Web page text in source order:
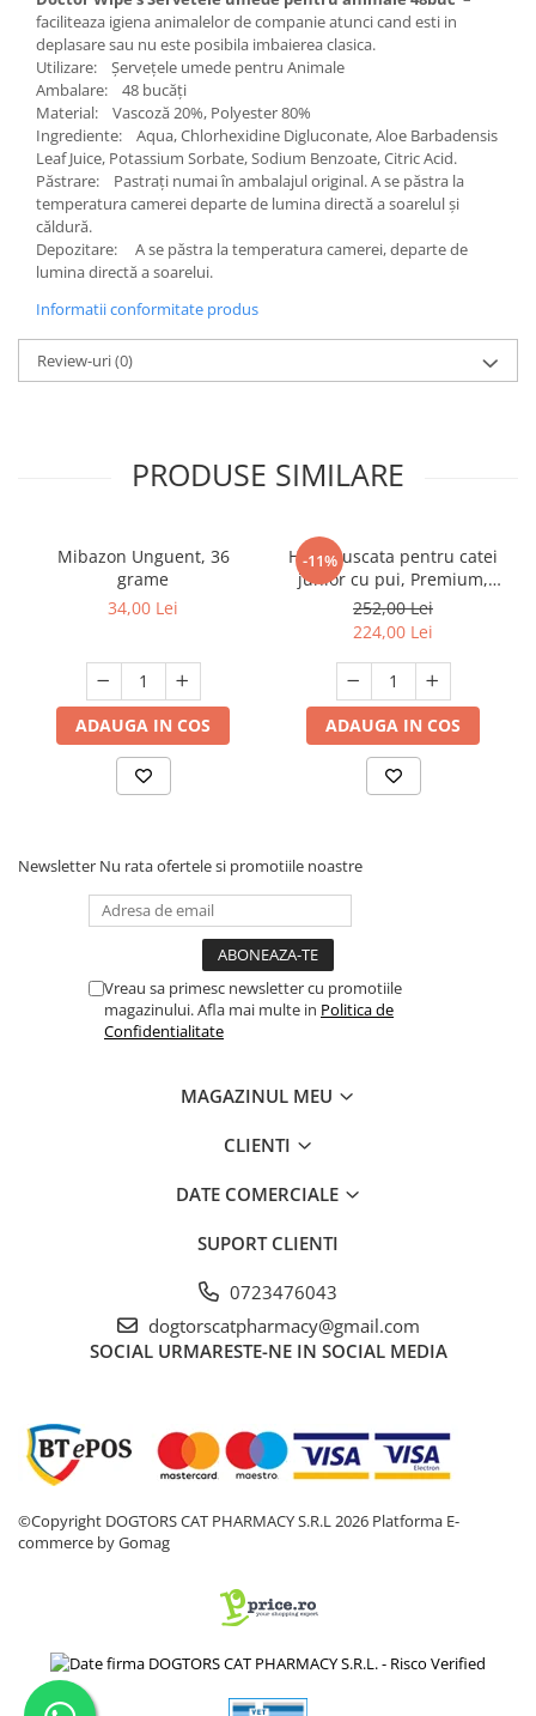
faciliteaza igiena animalelor de companie atunci cand esti in
deplasare sau nu este posibila imbaierea clasica.
Utilizare: Șervețele umede pentru Animale
Ambalare: 48 bucăți
Material: Vascoză 20%, Polyester 80%
Ingrediente: Aqua, Chlorhexidine Digluconate, Aloe Barbadensis
Leaf Juice, Potassium Sorbate, Sodium Benzoate, Citric Acid.
Păstrare: Pastrați numai în ambalajul original. A se păstra la
temperatura camerei departe de lumina directă a soarelul și
căldură.
Depozitare: A se păstra la temperatura camerei, departe de
lumina directă a soarelui.
Informatii conformitate produs
Review-uri(0)
PRODUSE SIMILARE
Mibazon Unguent, 36
grame
34,00 Lei
ADAUGA IN COS
-11%
Hrana uscata pentru catei
junior cu pui, Premium,
Club 4 Paws, 14 kg
252,00 Lei
224,00 Lei
ADAUGA IN COS
Newsletter Nu rata ofertele si promotiile noastre
Vreau sa primesc newsletter cu promotiile
magazinului. Afla mai multe in Politica de
Confidentialitate
MAGAZINUL MEU
CLIENTI
DATE COMERCIALE
SUPORT CLIENTI
0723476043
dogtorscatpharmacy@gmail.com
SOCIAL URMARESTE-NE IN SOCIAL MEDIA
©Copyright DOGTORS CAT PHARMACY S.R.L 2026 Platforma E-
commerce by Gomag